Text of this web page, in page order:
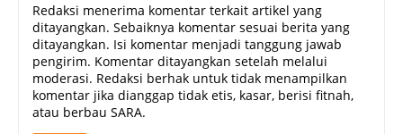
Redaksi menerima komentar terkait artikel yang
ditayangkan. Sebaiknya komentar sesuai berita yang
ditayangkan. Isi komentar menjadi tanggung jawab
pengirim. Komentar ditayangkan setelah melalui
moderasi. Redaksi berhak untuk tidak menampilkan
komentar jika dianggap tidak etis, kasar, berisi fitnah,
atau berbau SARA.